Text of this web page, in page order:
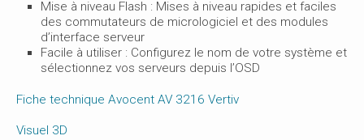
Mise à niveau Flash : Mises à niveau rapides et faciles
des commutateurs de micrologiciel et des modules
d’interface serveur
Facile à utiliser : Configurez le nom de votre système et
sélectionnez vos serveurs depuis l’OSD
Fiche technique Avocent AV 3216 Vertiv
Visuel 3D